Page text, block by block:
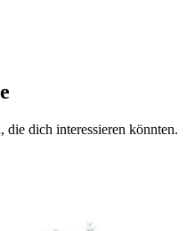
die dich interessieren könnten.